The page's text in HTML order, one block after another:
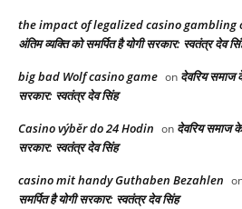
the impact of legalized casino gambling
अंतिम व्यक्ति को समर्पित है योगी सरकार: स्वतंत्र देव
big bad Wolf casino game on देवरिय समाज
सरकार: स्वतंत्र देव सिंह
Casino výběr do 24 Hodin on देवरिय समाज के
सरकार: स्वतंत्र देव सिंह
casino mit handy Guthaben Bezahlen
समर्पित है योगी सरकार: स्वतंत्र देव सिंह